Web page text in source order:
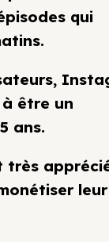
qui
être un
ans.
très
leur